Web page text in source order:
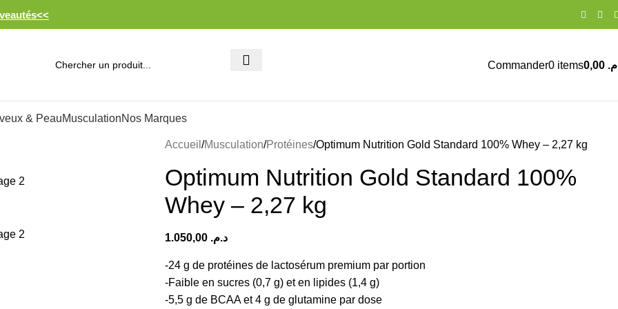
Commander0 items
& PeauMusculationNos Marques
Accueil Musculation Protéines Optimum Nutrition Gold Standard 100% Whey – 2,27 kg
Optimum Nutrition Gold Standard 100%
Whey – 2,27 kg
د.م.
-24 g de protéines de lactosérum premium par portion
-Faible en sucres (0,7 g) et en lipides (1,4 g)
-5,5 g de BCAA et 4 g de glutamine par dose